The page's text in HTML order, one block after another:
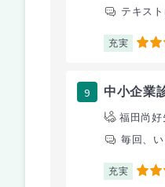
テキス
充実 5
9 中小企業
福田尚好
毎回、
充実 4